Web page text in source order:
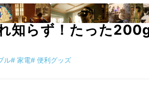
知らず！たった
ル# 家電# 便利グッズ